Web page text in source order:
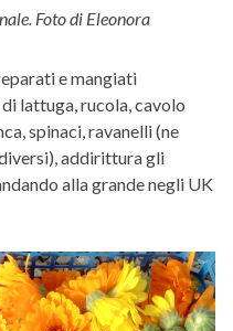
Foto di Eleonora
e mangiati
lattuga, rucola, cavolo
spinaci, ravanelli (ne
addirittura gli
alla grande negli UK